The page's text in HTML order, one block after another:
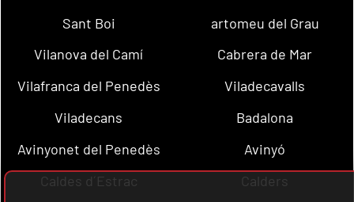
Sant Boi
artomeu del Grau
Vilanova del Camí
Cabrera de Mar
Vilafranca del Penedès
Viladecavalls
Viladecans
Badalona
Avinyonet del Penedès
Avinyó
Caldes d´Estrac
Calders